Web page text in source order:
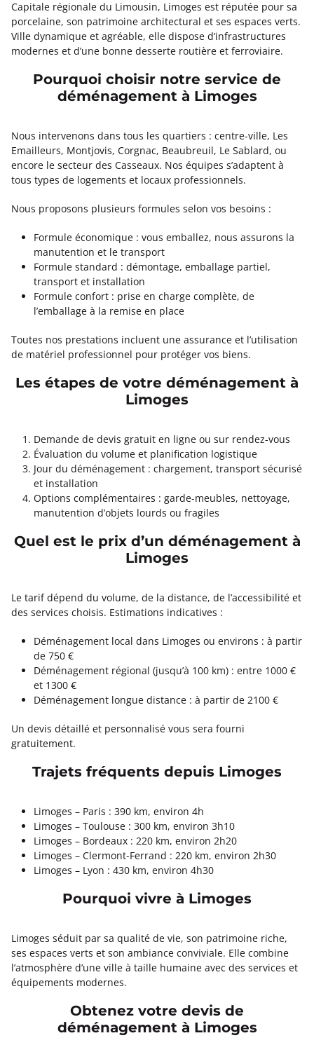
Capitale régionale du Limousin, Limoges est réputée pour sa
porcelaine, son patrimoine architectural et ses espaces verts.
Ville dynamique et agréable, elle dispose d’infrastructures
modernes et d’une bonne desserte routière et ferroviaire.
Pourquoi choisir notre service de
déménagement à Limoges
Nous intervenons dans tous les quartiers : centre-ville, Les
Emailleurs, Montjovis, Corgnac, Beaubreuil, Le Sablard, ou
encore le secteur des Casseaux. Nos équipes s’adaptent à
tous types de logements et locaux professionnels.
Nous proposons plusieurs formules selon vos besoins :
Formule économique : vous emballez, nous assurons la
manutention et le transport
Formule standard : démontage, emballage partiel,
transport et installation
Formule confort : prise en charge complète, de
l’emballage à la remise en place
Toutes nos prestations incluent une assurance et l’utilisation
de matériel professionnel pour protéger vos biens.
Les étapes de votre déménagement à
Limoges
Demande de devis gratuit en ligne ou sur rendez-vous
Évaluation du volume et planification logistique
Jour du déménagement : chargement, transport sécurisé
et installation
Options complémentaires : garde-meubles, nettoyage,
manutention d’objets lourds ou fragiles
Quel est le prix d’un déménagement à
Limoges
Le tarif dépend du volume, de la distance, de l’accessibilité et
des services choisis. Estimations indicatives :
Déménagement local dans Limoges ou environs : à partir
de 750 €
Déménagement régional (jusqu’à 100 km) : entre 1000 €
et 1300 €
Déménagement longue distance : à partir de 2100 €
Un devis détaillé et personnalisé vous sera fourni
gratuitement.
Trajets fréquents depuis Limoges
Limoges – Paris : 390 km, environ 4h
Limoges – Toulouse : 300 km, environ 3h10
Limoges – Bordeaux : 220 km, environ 2h20
Limoges – Clermont-Ferrand : 220 km, environ 2h30
Limoges – Lyon : 430 km, environ 4h30
Pourquoi vivre à Limoges
Limoges séduit par sa qualité de vie, son patrimoine riche,
ses espaces verts et son ambiance conviviale. Elle combine
l’atmosphère d’une ville à taille humaine avec des services et
équipements modernes.
Obtenez votre devis de
déménagement à Limoges